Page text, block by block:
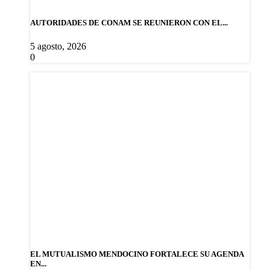
AUTORIDADES DE CONAM SE REUNIERON CON EL...
5 agosto, 2026
0
EL MUTUALISMO MENDOCINO FORTALECE SU AGENDA
EN...